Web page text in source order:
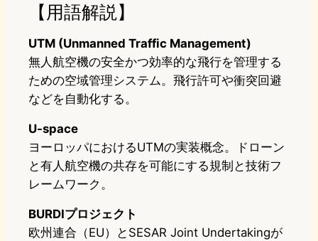
【用語解説】
UTM (Unmanned Traffic Management)
無人航空機の安全かつ効率的な飛行を管理する
ための空域管理システム。飛行許可や衝突回避
などを自動化する。
U-space
ヨーロッパにおけるUTMの実装概念。ドローン
と有人航空機の共存を可能にする規制と技術フ
レームワーク。
BURDIプロジェクト
欧州連合（EU）とSESAR Joint Undertakingが